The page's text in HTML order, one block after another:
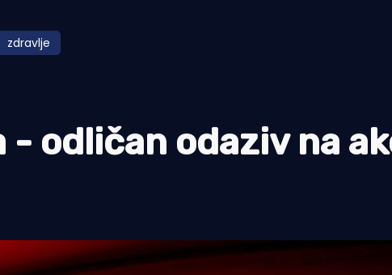
zdravlje
- odličan odaziv na